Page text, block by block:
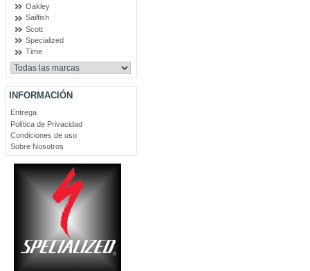
Oakley
Sailfish
Scott
Specialized
Time
INFORMACIÓN
Entrega
Política de Privacidad
Condiciones de uso
Sobre Nosotros